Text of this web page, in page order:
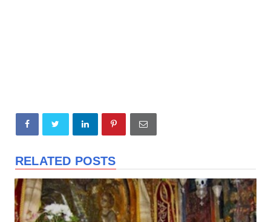
RELATED POSTS